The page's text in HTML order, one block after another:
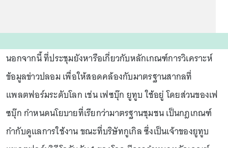
นอกจากนี้ ที่ประชุมยังหารือเกี่ยวกับหลักเกณฑ์การวิเคราะห์
ข้อมูลข่าวปลอม เพื่อให้สอดคล้องกับมาตรฐานสากลที่
แพลตฟอร์มระดับโลก เช่น เฟซบุ๊ก ยูทูบ ใช้อยู่ โดยส่วนของเฟ
ซบุ๊ก กำหนดนโยบายที่เรียกว่ามาตรฐานชุมชน เป็นกฎเกณฑ์
กำกับดูแลการใช้งาน ขณะที่บริษัทกูเกิล ซึ่งเป็นเจ้าของยูทูบ